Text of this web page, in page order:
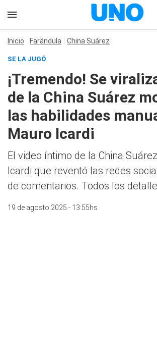
Inicio Farándula China Suárez
SE LA JUGÓ
¡Tremendo! Se
de la China Suárez
las habilidades
Mauro Icardi
El video íntimo de la China
Icardi que reventó las redes
de comentarios. Todos los
19 de agosto 2025 - 13:55hs